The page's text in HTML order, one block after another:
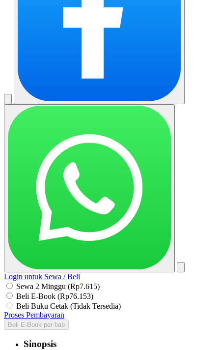
Login untuk Sewa / Beli
Sewa 2 Minggu (Rp7.615)
Beli E-Book (Rp76.153)
Beli Buku Cetak (Tidak Tersedia)
Proses Pembayaran
Beli E-Book per bab
Sinopsis